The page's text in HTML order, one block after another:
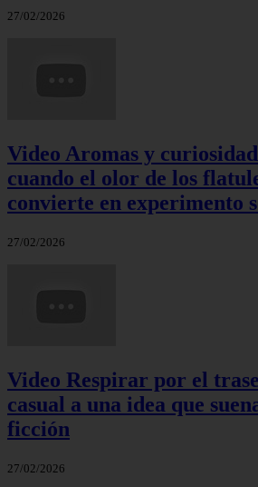
27/02/2026
Video Aromas y
cuando el olor de los
convierte en experimento
27/02/2026
Video Respirar por el
casual a una idea que
ficción
27/02/2026